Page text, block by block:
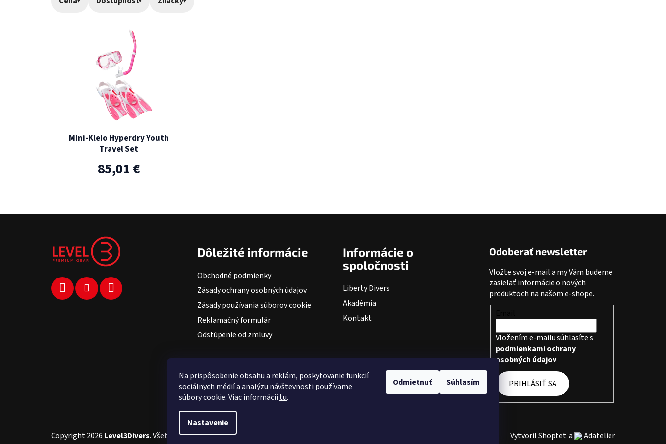
Na prispôsobenie obsahu a reklám, poskytovanie funkcií
sociálnych médií a analýzu návštevnosti používame
súbory cookie. Viac informáciítu.
Nastavenie
Odmietnuť Súhlasím
Mini-Kleio Hyperdry Youth
Travel Set
85,01 €
Dôležité informácie
Obchodné podmienky
Zásady ochrany osobných údajov
Zásady používania súborov cookie
Reklamačný formulár
Odstúpenie od zmluvy
Informácie o
spoločnosti
Liberty Divers
Akadémia
Kontakt
Odoberať newsletter
Vložte svoj e-mail a my Vám budeme
zasielať informácie o nových
produktoch na našom e-shope.
Vložením e-mailu súhlasíte s
podmienkami ochrany
osobných údajov
PRIHLÁSIŤ SA
Vytvoril Shoptet a Adatelier
Copyright 2026 Level3Divers. Všetky práva vyhradené.Upraviť nastavenie cookies